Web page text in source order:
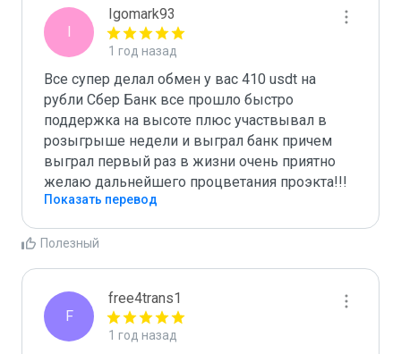
I
Igomark93
1 год назад
Все супер делал обмен у вас 410 usdt на
рубли Сбер Банк все прошло быстро
поддержка на высоте плюс участвывал в
розыгрыше недели и выграл банк причем
выграл первый раз в жизни очень приятно
желаю дальнейшего процветания проэкта!!!
Показать перевод
Полезный
F
free4trans1
1 год назад